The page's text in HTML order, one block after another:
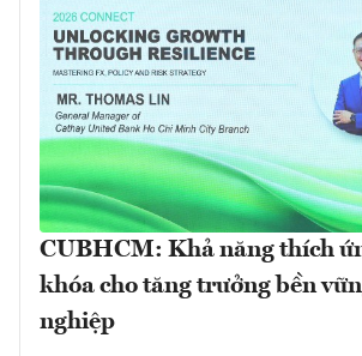
CUBHCM: Khả năng thích
khóa cho tăng trưởng bền
nghiệp